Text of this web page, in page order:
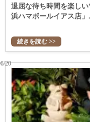
退屈な待ち時間を楽し
浜ハマボールイアス店」
続きを読む >>
20